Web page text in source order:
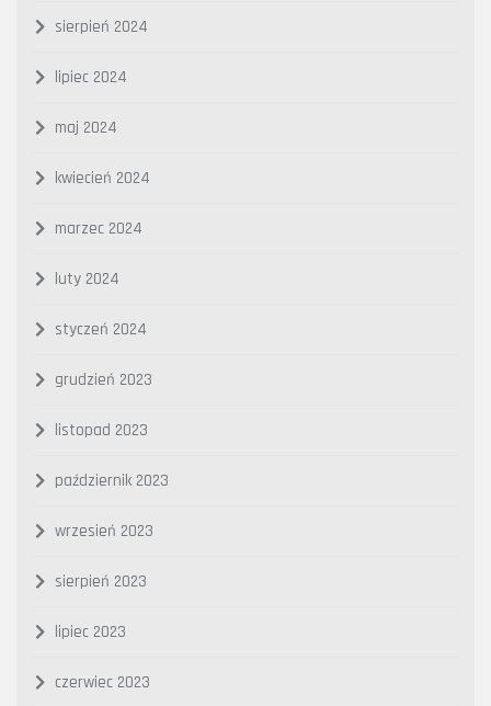
sierpień 2024
lipiec 2024
maj 2024
kwiecień 2024
marzec 2024
luty 2024
styczeń 2024
grudzień 2023
listopad 2023
październik 2023
wrzesień 2023
sierpień 2023
lipiec 2023
czerwiec 2023